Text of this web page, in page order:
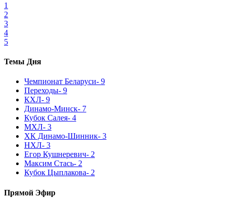
1
2
3
4
5
Темы Дня
Чемпионат Беларуси- 9
Переходы- 9
КХЛ- 9
Динамо-Минск- 7
Кубок Салея- 4
МХЛ- 3
ХК Динамо-Шинник- 3
НХЛ- 3
Егор Кушнеревич- 2
Максим Стась- 2
Кубок Цыплакова- 2
Прямой Эфир